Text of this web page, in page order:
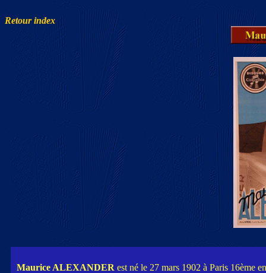
Retour index
Maurice ALEXANDER est né le 27 mars 1902 à Paris 16ème